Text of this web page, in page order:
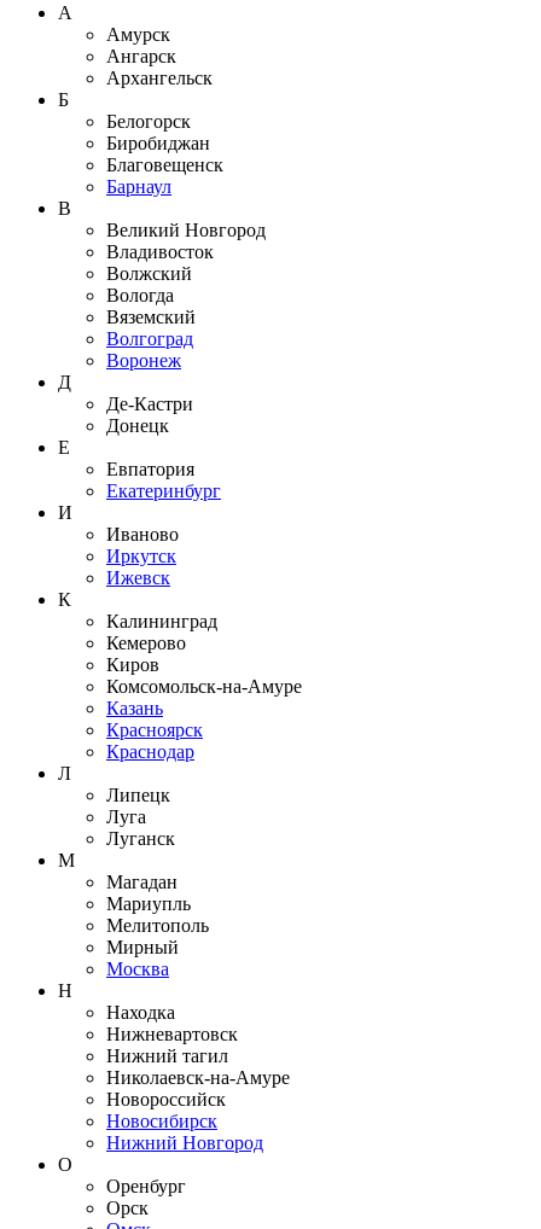
А
Амурск
Ангарск
Архангельск
Б
Белогорск
Биробиджан
Благовещенск
Барнаул
В
Великий Новгород
Владивосток
Волжский
Вологда
Вяземский
Волгоград
Воронеж
Д
Де-Кастри
Донецк
Е
Евпатория
Екатеринбург
И
Иваново
Иркутск
Ижевск
К
Калининград
Кемерово
Киров
Комсомольск-на-Амуре
Казань
Красноярск
Краснодар
Л
Липецк
Луга
Луганск
М
Магадан
Мариупль
Мелитополь
Мирный
Москва
Н
Находка
Нижневартовск
Нижний тагил
Николаевск-на-Амуре
Новороссийск
Новосибирск
Нижний Новгород
О
Оренбург
Орск